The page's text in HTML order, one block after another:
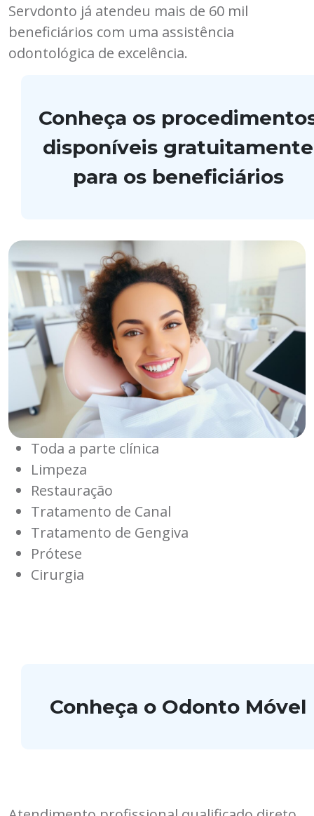
Servdonto já atendeu mais de 60 mil
beneficiários com uma assistência
odontológica de excelência.
Conheça os
disponíveis gratuitamente
para os beneficiários
Toda a parte clínica
Limpeza
Restauração
Tratamento de Canal
Tratamento de Gengiva
Prótese
Cirurgia
Conheça o Odonto Móvel